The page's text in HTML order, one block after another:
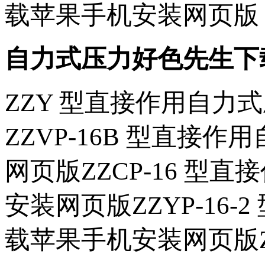
载苹果手机安装网页版 点
自力式压力好色先生
ZZY 型直接作用自力
ZZVP-16B 型直接作
网页版ZZCP-16 型直
安装网页版ZZYP-16-
载苹果手机安装网页